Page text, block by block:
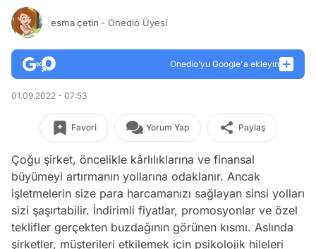
esma çetin - Onedio Üyesi
Onedio’yu Google'a ekleyin
01.09.2022 - 07:53
Favori Yorum Yap Paylaş
Çoğu şirket, öncelikle kârlılıklarına ve finansal
büyümeyi artırmanın yollarına odaklanır. Ancak
işletmelerin size para harcamanızı sağlayan sinsi yolları
sizi şaşırtabilir. İndirimli fiyatlar, promosyonlar ve özel
teklifler gerçekten buzdağının görünen kısmı. Aslında
şirketler, müşterileri etkilemek için psikolojik hileleri